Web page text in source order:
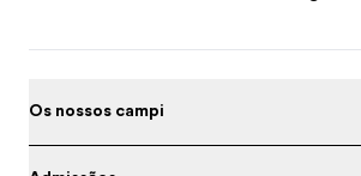
Os nossos campi